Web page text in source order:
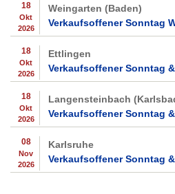
18
Okt
2026
Weingarten (Baden)
Verkaufsoffener Sonntag
18
Okt
2026
Ettlingen
Verkaufsoffener Sonntag
18
Okt
2026
Langensteinbach
Verkaufsoffener Sonntag
08
Nov
2026
Karlsruhe
Verkaufsoffener Sonntag